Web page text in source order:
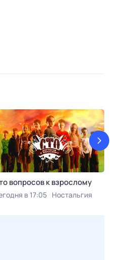
вопросов к взрослому
в 17:05 Ностальгия